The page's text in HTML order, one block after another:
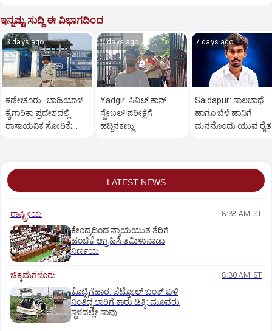
ಇನ್ನಷ್ಟು ಸುದ್ದಿ ಈ ವಿಭಾಗದಿಂದ
3 days ago
ಕಡೇಚೂರು–ಬಾಡಿಯಾಳ
ಕೈಗಾರಿಕಾ ಪ್ರದೇಶದಲ್ಲಿ
ರಾಸಾಯನಿಕ ಸೋರಿಕೆ;
5 days ago
Yadgir: ಸಿವಿಲ್ ಕಾನ್
ಸ್ಟೇಬಲ್ ಪರೀಕ್ಷೆಗೆ
ಹದ್ದಿನಕಣ್ಣು
7 days ago
Saidapur: ಸಾಲಬಾಧೆ
ಹಾಗೂ ಬೆಳೆ ಹಾನಿಗೆ
ಮನನೊಂದು ಯುವ ರೈತ
LATEST NEWS
ರಾಷ್ಟ್ರೀಯ 8:38 AM IST
ಕೇಂದ್ರದಿಂದ ನ್ಯಾಯಯುತ ತೆರಿಗೆ
ಹಂಚಿಕೆ ಆಗ್ರಹಿಸಿ ತಮಿಳುನಾಡು
ನಿರ್ಣಯ
ಚಿಕ್ಕಮಗಳೂರು 8:30 AM IST
ಕೊಟ್ಟಿಗೆಹಾರ: ಪೆಟ್ರೋಲ್ ಬಂಕ್ ಬಳಿ
ನಿಂತಿದ್ದ ಲಾರಿಗೆ ಕಾರು ಡಿಕ್ಕಿ: ಮೂವರು
ಸ್ಥಳದಲ್ಲೇ ಸಾವು